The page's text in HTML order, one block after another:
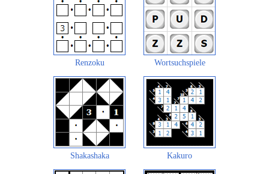
Renzoku Wortsuchspiele
Shakashaka Kakuro